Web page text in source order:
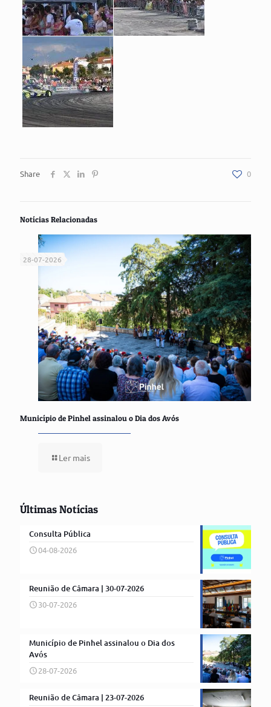
Share 0
Notícias Relacionadas
28-07-2026
Município de Pinhel assinalou o Dia dos Avós
Ler mais
Últimas Notícias
Consulta Pública
04-08-2026
Reunião de Câmara | 30-07-2026
30-07-2026
Município de Pinhel assinalou o Dia dos
Avós
28-07-2026
Reunião de Câmara | 23-07-2026